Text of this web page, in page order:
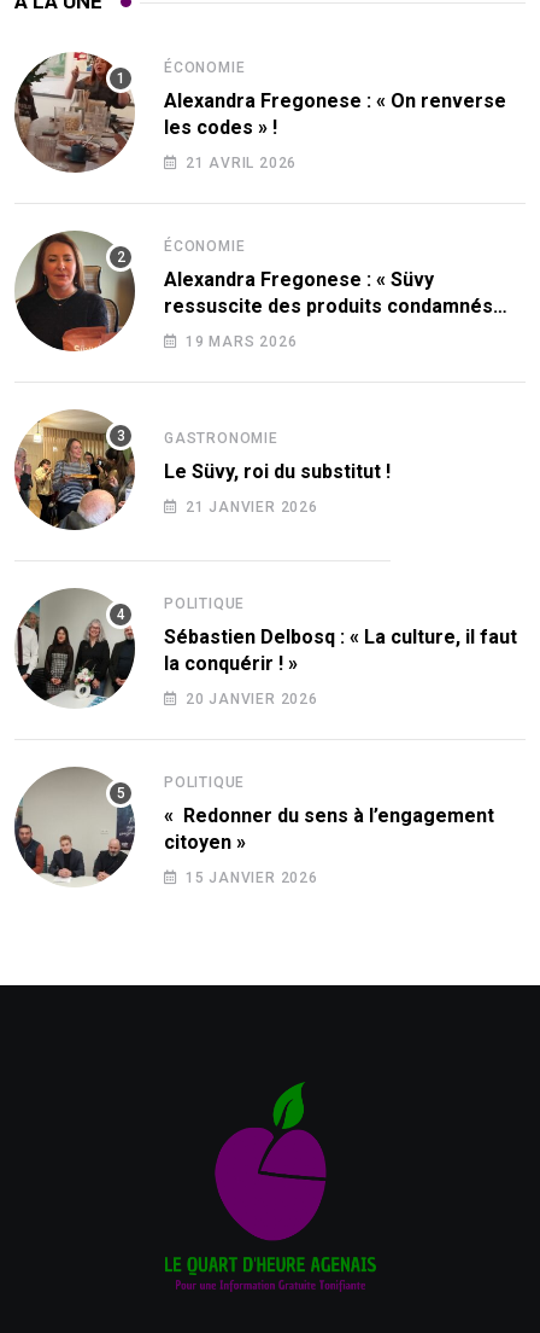
ÉCONOMIE
Alexandra Fregonese : « On renverse
les codes » !
21 AVRIL 2026
ÉCONOMIE
Alexandra Fregonese : « Süvy
ressuscite des produits condamnés
par le sucre ! »
19 MARS 2026
GASTRONOMIE
Le Süvy, roi du substitut !
21 JANVIER 2026
POLITIQUE
Sébastien Delbosq : « La culture, il faut
la conquérir ! »
20 JANVIER 2026
POLITIQUE
« Redonner du sens à l’engagement
citoyen »
15 JANVIER 2026